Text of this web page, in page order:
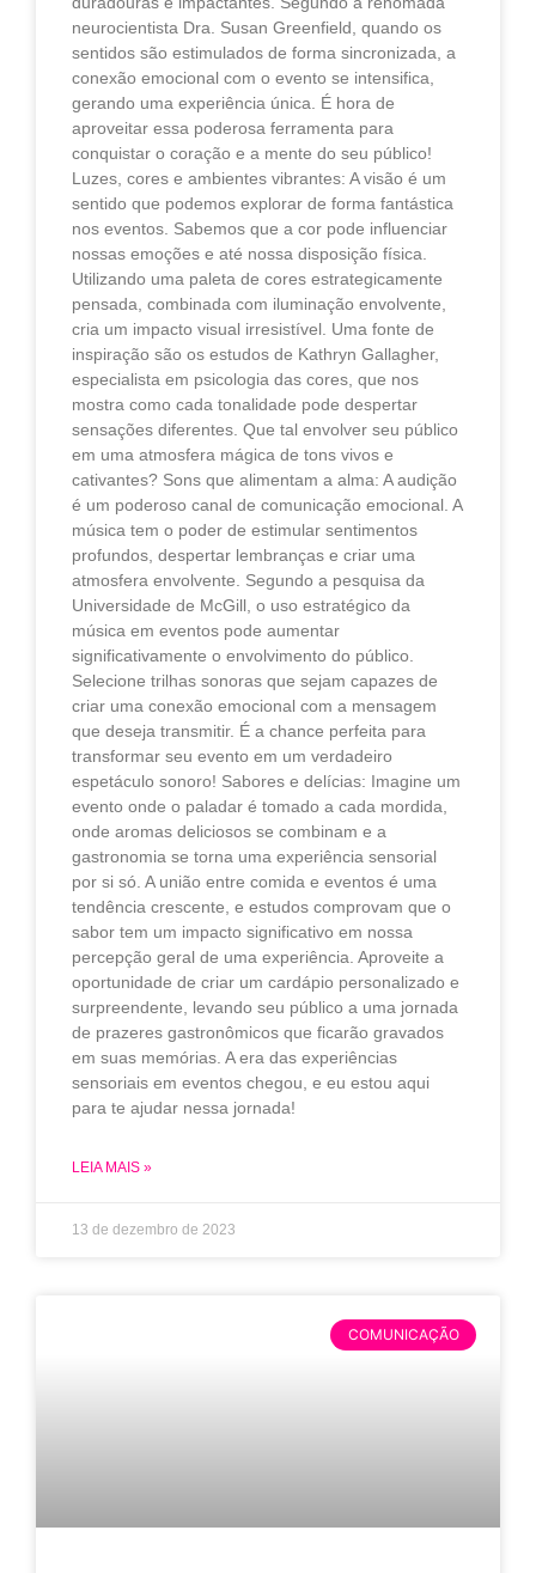
neurocientista Dra. Susan Greenfield, quando os
sentidos são estimulados de forma sincronizada, a
conexão emocional com o evento se intensifica,
gerando uma experiência única. É hora de
aproveitar essa poderosa ferramenta para
conquistar o coração e a mente do seu público!
Luzes, cores e ambientes vibrantes: A visão é um
sentido que podemos explorar de forma fantástica
nos eventos. Sabemos que a cor pode influenciar
nossas emoções e até nossa disposição física.
Utilizando uma paleta de cores estrategicamente
pensada, combinada com iluminação envolvente,
cria um impacto visual irresistível. Uma fonte de
inspiração são os estudos de Kathryn Gallagher,
especialista em psicologia das cores, que nos
mostra como cada tonalidade pode despertar
sensações diferentes. Que tal envolver seu público
em uma atmosfera mágica de tons vivos e
cativantes? Sons que alimentam a alma: A audição
é um poderoso canal de comunicação emocional. A
música tem o poder de estimular sentimentos
profundos, despertar lembranças e criar uma
atmosfera envolvente. Segundo a pesquisa da
Universidade de McGill, o uso estratégico da
música em eventos pode aumentar
significativamente o envolvimento do público.
Selecione trilhas sonoras que sejam capazes de
criar uma conexão emocional com a mensagem
que deseja transmitir. É a chance perfeita para
transformar seu evento em um verdadeiro
espetáculo sonoro! Sabores e delícias: Imagine um
evento onde o paladar é tomado a cada mordida,
onde aromas deliciosos se combinam e a
gastronomia se torna uma experiência sensorial
por si só. A união entre comida e eventos é uma
tendência crescente, e estudos comprovam que o
sabor tem um impacto significativo em nossa
percepção geral de uma experiência. Aproveite a
oportunidade de criar um cardápio personalizado e
surpreendente, levando seu público a uma jornada
de prazeres gastronômicos que ficarão gravados
em suas memórias. A era das experiências
sensoriais em eventos chegou, e eu estou aqui
para te ajudar nessa jornada!
LEIA MAIS »
13 de dezembro de 2023
COMUNICAÇÃO